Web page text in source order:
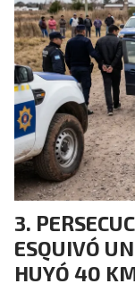
ESQUIVÓ
HUYÓ 40